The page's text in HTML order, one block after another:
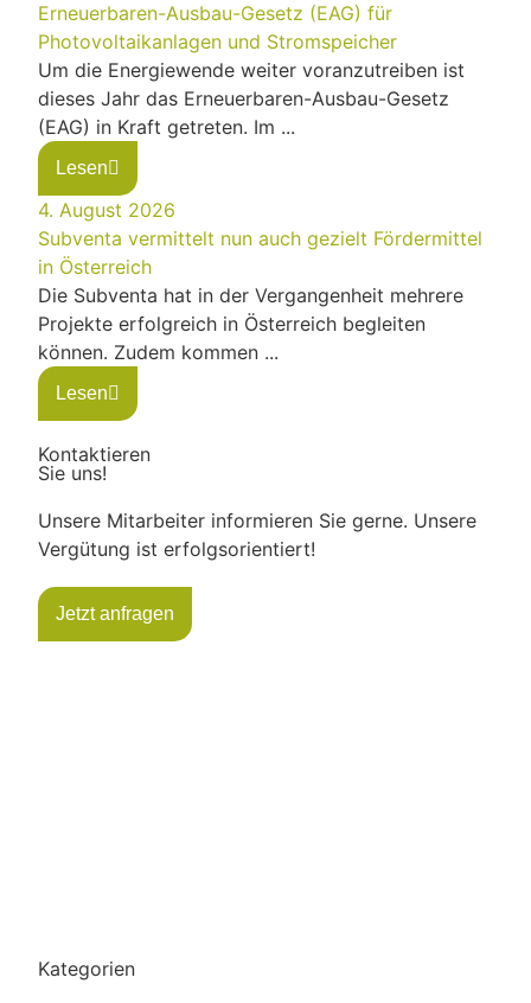
Erneuerbaren-Ausbau-Gesetz (EAG) für
Photovoltaikanlagen und Stromspeicher
Um die Energiewende weiter voranzutreiben ist
dieses Jahr das Erneuerbaren-Ausbau-Gesetz
(EAG) in Kraft getreten. Im ...
Lesen
4. August 2026
Subventa vermittelt nun auch gezielt Fördermittel
in Österreich
Die Subventa hat in der Vergangenheit mehrere
Projekte erfolgreich in Österreich begleiten
können. Zudem kommen ...
Lesen
Kontaktieren
Sie uns!
Unsere Mitarbeiter informieren Sie gerne. Unsere
Vergütung ist erfolgsorientiert!
Jetzt anfragen
Kategorien